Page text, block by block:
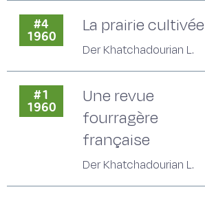
#4
1960 La prairie cultivée
Der Khatchadourian L.
#1
1960
Une revue
fourragère
française
Der Khatchadourian L.